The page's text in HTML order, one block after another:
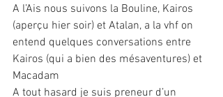
A l’Ais nous suivons la Bouline, Kairos
(aperçu hier soir) et Atalan, a la vhf on
entend quelques conversations entre
Kairos (qui a bien des mésaventures) et
Macadam
A tout hasard je suis preneur d’un